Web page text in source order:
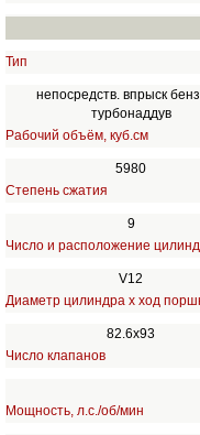
Тип
непосредств. впрыск
турбонаддув
Рабочий объём, куб.см
5980
Степень сжатия
9
Число и расположение
V12
Диаметр цилиндра х ход
82.6х93
Число клапанов
Мощность, л.с./об/мин